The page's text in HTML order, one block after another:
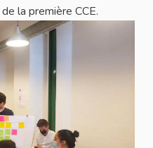
la première CCE.